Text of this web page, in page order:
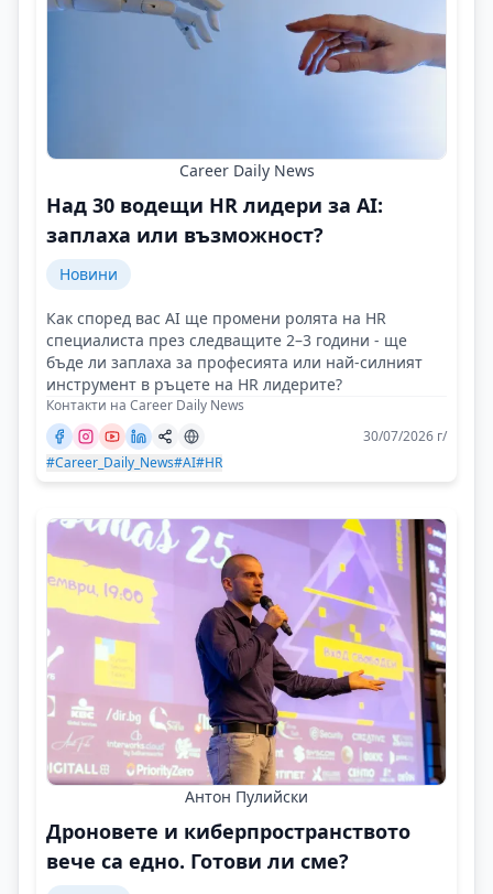
Career Daily News
Над 30 водещи HR лидери за AI:
заплаха или възможност?
Новини
Как според вас AI ще промени ролята на HR
специалиста през следващите 2–3 години - ще
бъде ли заплаха за професията или най-силният
инструмент в ръцете на HR лидерите?
Контакти на Career Daily News
30/07/2026 г/
#Career_Daily_News#AI#HR
Антон Пулийски
Дроновете и киберпространството
вече са едно. Готови ли сме?